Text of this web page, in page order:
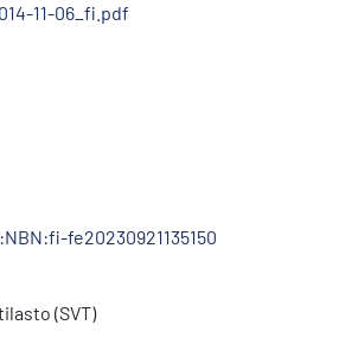
11-06_fi.pdf
fe20230921135150
(SVT)